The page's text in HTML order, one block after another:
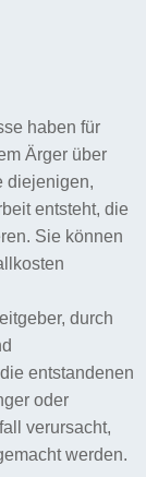
haben für
Ärger über
diejenigen,
entsteht, die
Sie können
durch
entstandenen
oder
verursacht,
werden.